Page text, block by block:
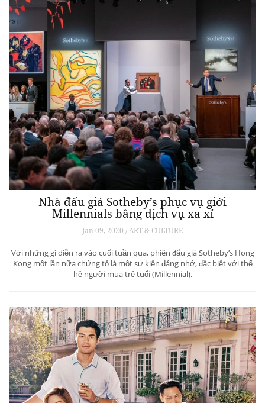
Nhà đấu giá Sotheby’s phục vụ giới
Millennials bằng dịch vụ xa xỉ
Jan 09, 2020 / ART & CULTURE
Với những gì diễn ra vào cuối tuần qua, phiên đấu giá Sotheby’s Hong
Kong một lần nữa chứng tỏ là một sự kiện đáng nhớ, đặc biệt với thế
hệ người mua trẻ tuổi (Millennial).